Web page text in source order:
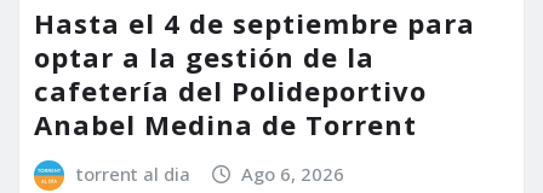
Hasta el 4 de septiembre para
optar a la gestión de la
cafetería del Polideportivo
Anabel Medina de Torrent
torrent al dia Ago 6, 2026